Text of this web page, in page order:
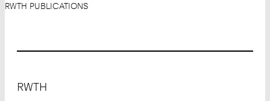
RWTH PUBLICATIONS
RWTH